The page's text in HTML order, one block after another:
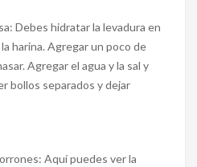
Debes hidratar la levadura en
harina. Agregar un poco de
Agregar el agua y la sal y
bollos separados y dejar
Aquí puedes ver la